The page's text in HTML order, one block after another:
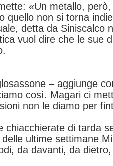
«Un metallo,
quello non si torna
detta da Siniscalco
vuol dire che le sue
– aggiunge
così. Magari ci
non le diamo per
chiacchierate di tarda
ultime settimane
da davanti, da